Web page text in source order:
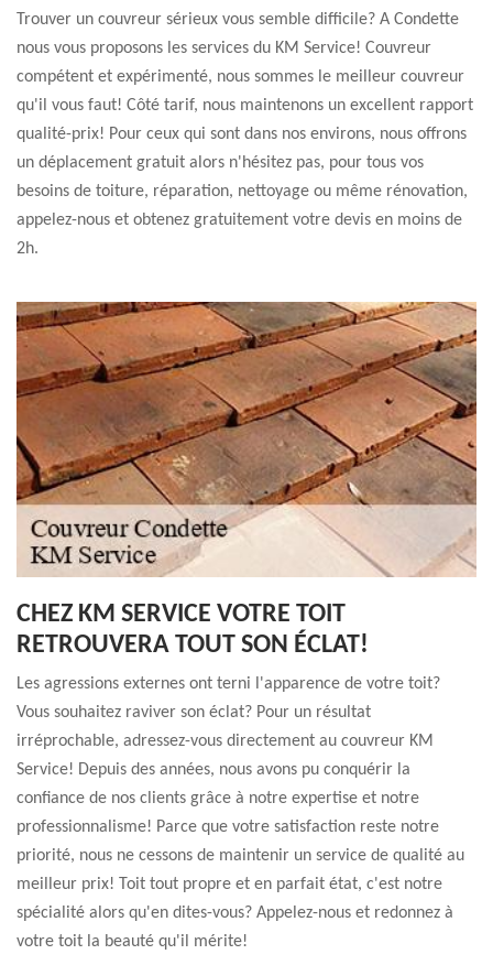
Trouver un couvreur sérieux vous semble difficile? A Condette
nous vous proposons les services du KM Service! Couvreur
compétent et expérimenté, nous sommes le meilleur couvreur
qu'il vous faut! Côté tarif, nous maintenons un excellent rapport
qualité-prix! Pour ceux qui sont dans nos environs, nous offrons
un déplacement gratuit alors n'hésitez pas, pour tous vos
besoins de toiture, réparation, nettoyage ou même rénovation,
appelez-nous et obtenez gratuitement votre devis en moins de
2h.
CHEZ KM SERVICE VOTRE TOIT
RETROUVERA TOUT SON ÉCLAT!
Les agressions externes ont terni l'apparence de votre toit?
Vous souhaitez raviver son éclat? Pour un résultat
irréprochable, adressez-vous directement au couvreur KM
Service! Depuis des années, nous avons pu conquérir la
confiance de nos clients grâce à notre expertise et notre
professionnalisme! Parce que votre satisfaction reste notre
priorité, nous ne cessons de maintenir un service de qualité au
meilleur prix! Toit tout propre et en parfait état, c'est notre
spécialité alors qu'en dites-vous? Appelez-nous et redonnez à
votre toit la beauté qu'il mérite!